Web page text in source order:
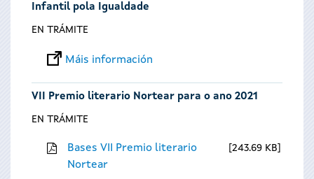
Infantil pola Igualdade
EN TRÁMITE
Máis información
VII Premio literario Nortear para o ano 2021
EN TRÁMITE
Bases VII Premio literario
Nortear
243.69 KB